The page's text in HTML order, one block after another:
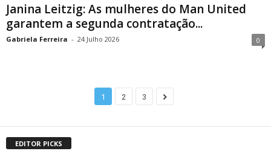
Janina Leitzig: As mulheres do Man United
garantem a segunda contratação...
Gabriela Ferreira - 24 Julho 2026 0
1 2 3
EDITOR PICKS